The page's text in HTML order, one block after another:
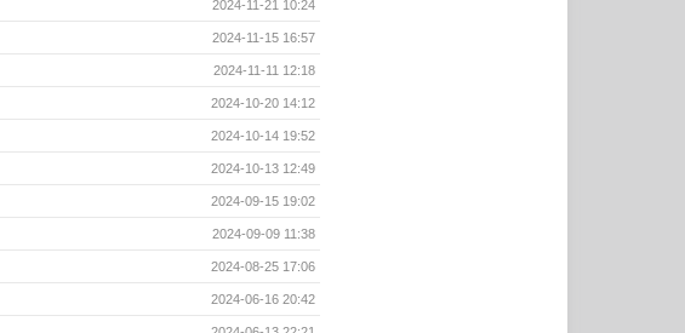
2024-11-21 10:24
2024-11-15 16:57
2024-11-11 12:18
2024-10-20 14:12
2024-10-14 19:52
2024-10-13 12:49
2024-09-15 19:02
2024-09-09 11:38
2024-08-25 17:06
2024-06-16 20:42